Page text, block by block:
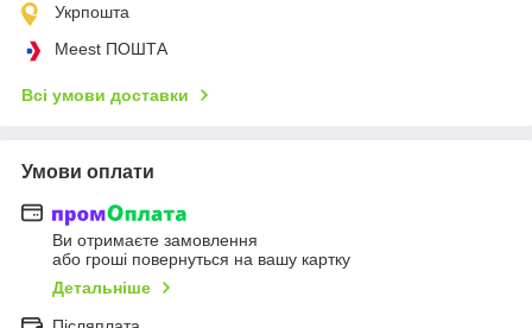
Укрпошта
Meest ПОШТА
Всі умови доставки
Умови оплати
Ви отримаєте замовлення
або гроші повернуться на вашу картку
Детальніше